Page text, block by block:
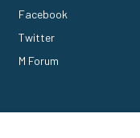
Facebook
Twitter
M Forum